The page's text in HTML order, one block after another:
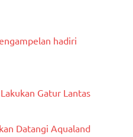
hadiri
Gatur Lantas
Datangi Aqualand